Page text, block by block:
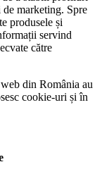
marketing. Spre
produsele și
servind
către
din România au
cookie-uri și în